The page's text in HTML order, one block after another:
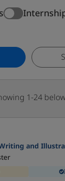
1-24
and